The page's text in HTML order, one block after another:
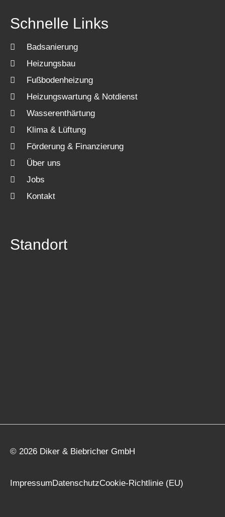
Schnelle Links
Badsanierung
Heizungsbau
Fußbodenheizung
Heizungswartung & Notdienst
Wasserenthärtung
Klima & Lüftung
Förderung & Finanzierung
Über uns
Jobs
Kontakt
Standort
© 2026 Diker & Biebricher GmbH
ImpressumDatenschutzCookie-Richtlinie (EU)